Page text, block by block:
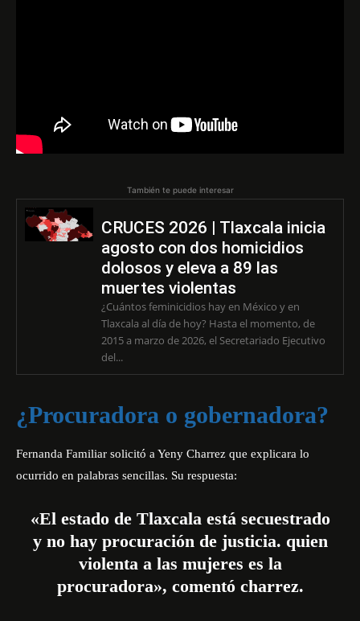
También te puede interesar
CRUCES 2026 | Tlaxcala inicia
agosto con dos homicidios
dolosos y eleva a 89 las
muertes violentas
¿Cuántos feminicidios hay en México y en
Tlaxcala al día de hoy? Hasta el momento, de
2015 a marzo de 2026, el Secretariado Ejecutivo
del...
¿Procuradora o gobernadora?
Fernanda Familiar solicitó a Yeny Charrez que explicara lo
ocurrido en palabras sencillas. Su respuesta:
«El estado de Tlaxcala está secuestrado
y no hay procuración de justicia. quien
violenta a las mujeres es la
procuradora», comentó charrez.